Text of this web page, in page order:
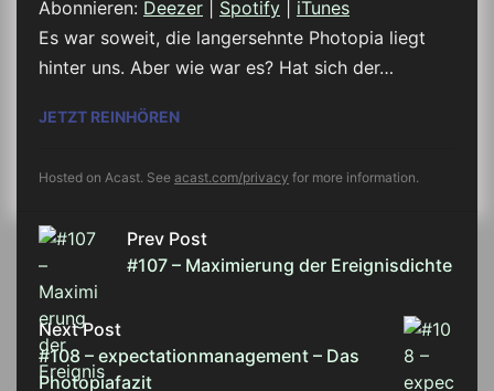
RSS FEED
LINK
EMBED
Abonnieren: Deezer Spotify
iTunes
Es war soweit, die langersehnte Photopia liegt
hinter uns. Aber wie war es? Hat sich der…
JETZT REINHÖREN#108 – EXPECTATIONMANAGEMENT –
Hosted on Acast. See acast.com/privacy for more information.
Prev Post
#107 – Maximierung der Ereignisdichte
Next Post
#108 – expectationmanagement – Das
Photopiafazit